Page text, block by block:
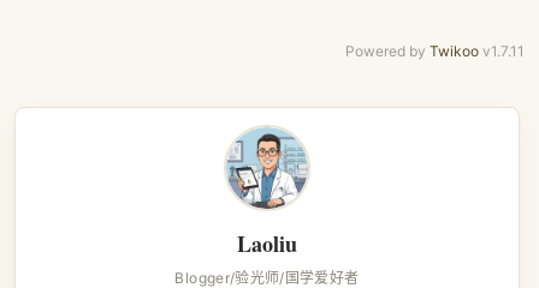
Powered by Twikoo v1.7.11
Laoliu
Blogger/验光师/国学爱好者